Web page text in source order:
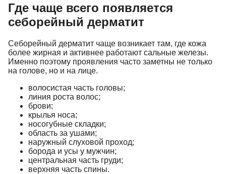
Где чаще всего появляется
себорейный дерматит
Себорейный дерматит чаще возникает там, где кожа
более жирная и активнее работают сальные железы.
Именно поэтому проявления часто заметны не только
на голове, но и на лице.
волосистая часть головы;
линия роста волос;
брови;
крылья носа;
носогубные складки;
область за ушами;
наружный слуховой проход;
борода и усы у мужчин;
центральная часть груди;
верхняя часть спины.